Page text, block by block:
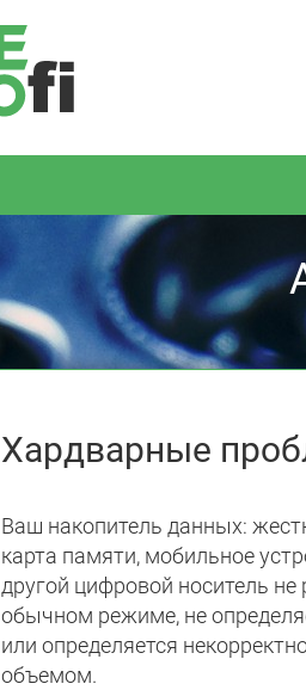
Хардварные
Ваш накопитель данных:
карта памяти, мобильное
другой цифровой носитель не
обычном режиме, не
или определяется
объемом.